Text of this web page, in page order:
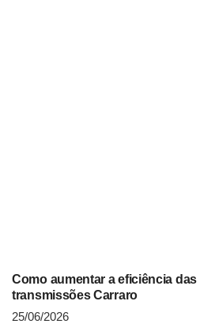
Como aumentar a eficiência
transmissões Carraro
25/06/2026